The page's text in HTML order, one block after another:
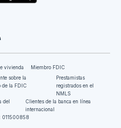
vivienda
Miembro FDIC
sobre la
de la FDIC
Prestamistas
registrados en el
NMLS
del
Clientes de la banca en línea
internacional
011500858